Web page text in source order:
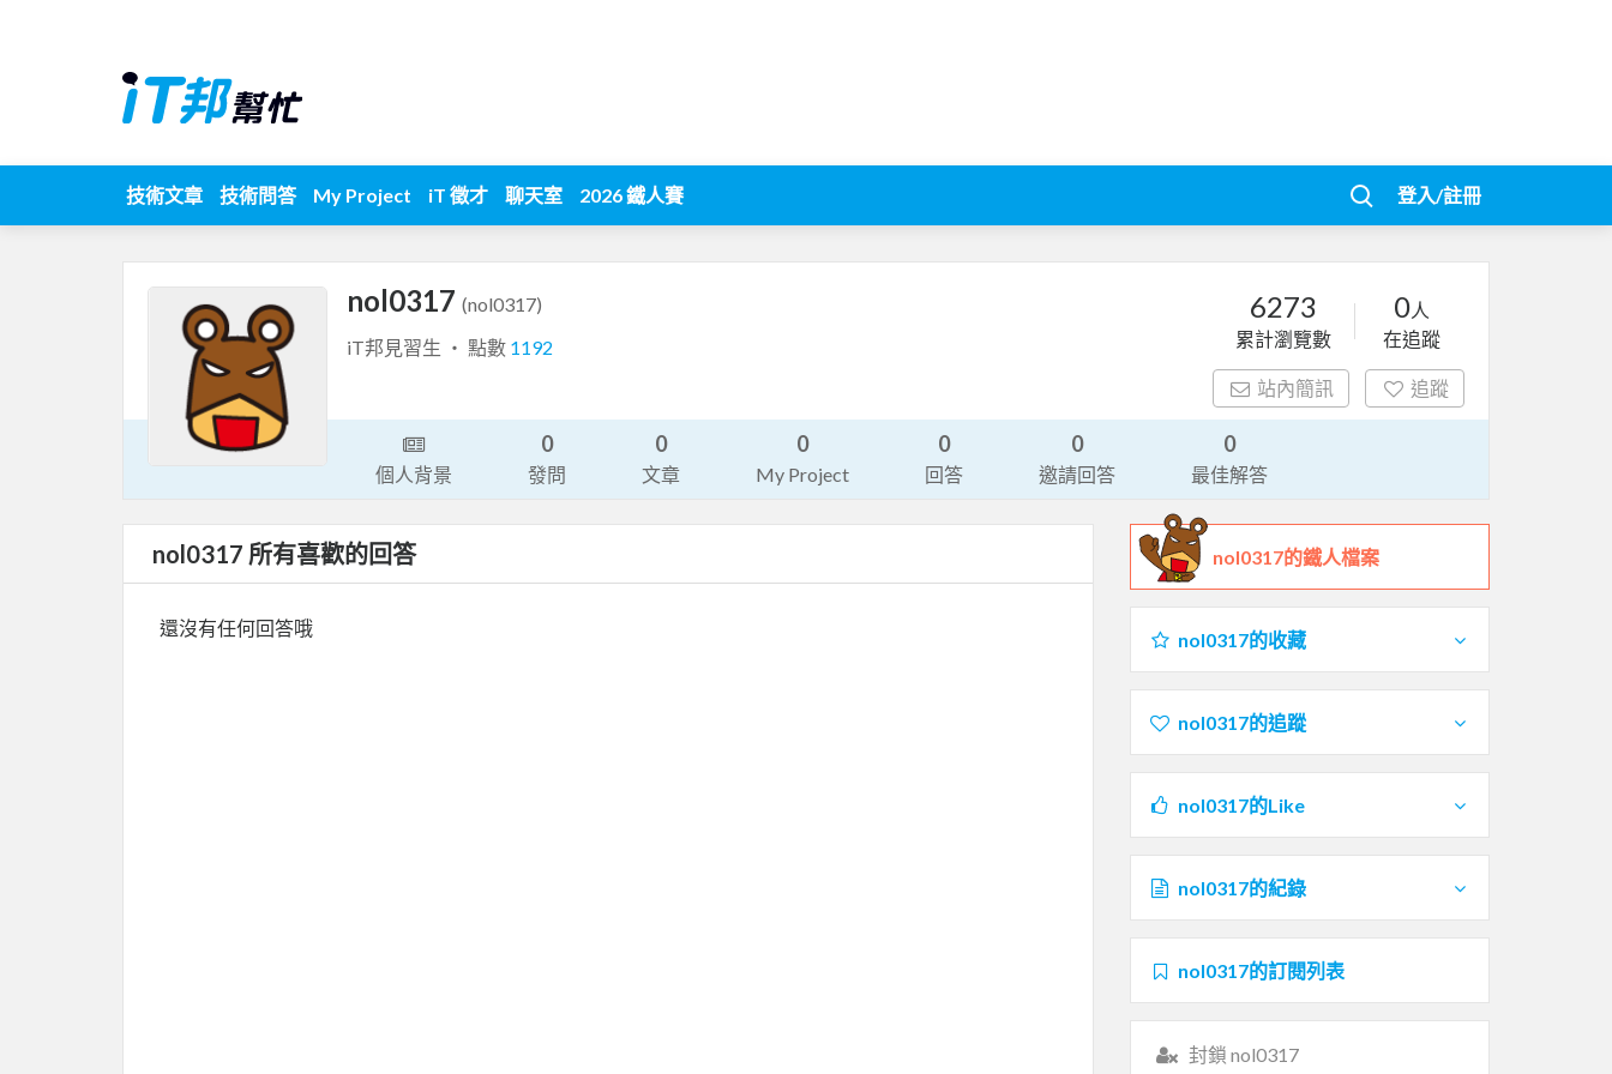
技術文章 技術問答 My Project iT 徵才 聊天室 2026 鐵人賽 登入/註冊
nol0317 (nol0317)
iT邦見習生 ‧ 點數 1192
6273
累計瀏覽數
0人
在追蹤
站內簡訊 追蹤
個人背景
0
發問
0
文章
0
My Project
0
回答
0
邀請回答
0
最佳解答
nol0317 所有喜歡的回答
還沒有任何回答哦
nol0317的鐵人檔案
nol0317的收藏
nol0317的追蹤
nol0317的Like
nol0317的紀錄
nol0317的訂閱列表
封鎖 nol0317